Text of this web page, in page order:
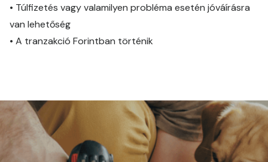
• Túlfizetés vagy valamilyen probléma esetén jóváírásra
van lehetőség
• A tranzakció Forintban történik